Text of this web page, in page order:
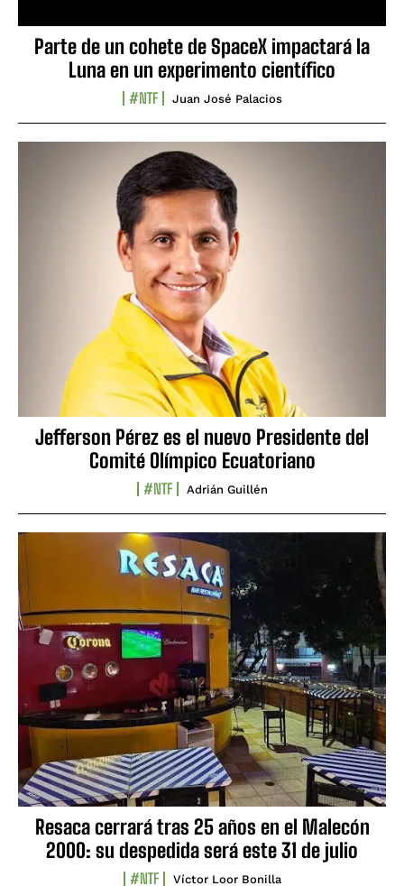
Parte de un cohete de SpaceX impactará la
Luna en un experimento científico
#NTF Juan José Palacios
Jefferson Pérez es el nuevo Presidente del
Comité Olímpico Ecuatoriano
#NTF Adrián Guillén
Resaca cerrará tras 25 años en el Malecón
2000: su despedida será este 31 de julio
#NTF Víctor Loor Bonilla